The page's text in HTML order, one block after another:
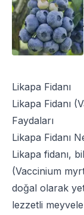
Likapa Fidanı
Likapa Fidanı
Faydaları
Likapa Fidanı
Likapa fidanı,
(Vaccinium
doğal olarak
lezzetli